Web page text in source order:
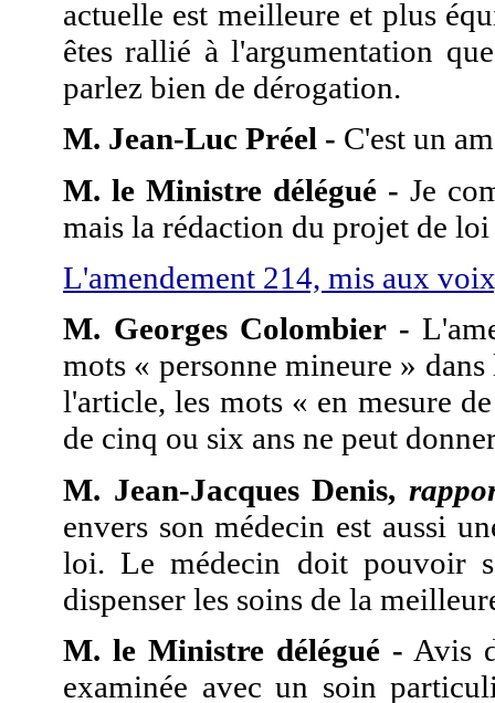
actuelle est meilleure et plus
êtes rallié à l'argumentation
parlez bien de dérogation.
M. Jean-Luc Préel - C'est un
M. le Ministre délégué - Je
mais la rédaction du projet de
L'amendement 214, mis aux
M. Georges Colombier -
mots « personne mineure »
l'article, les mots « en mesure
de cinq ou six ans ne peut
M. Jean-Jacques Denis,
envers son médecin est aussi
loi. Le médecin doit pouvoir
dispenser les soins de la
M. le Ministre délégué - Avis
examinée avec un soin